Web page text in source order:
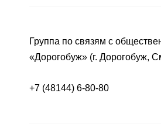
Группа по связям с
«Дорогобуж» (г. Дорогобуж,
+7 (48144) 6-80-80